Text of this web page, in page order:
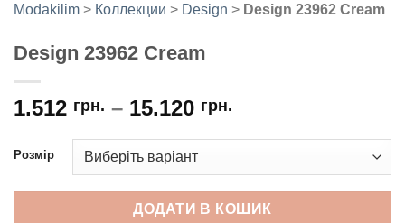
Modakilim > Коллекции > Design > Design 23962 Cream
Design 23962 Cream
1.512 грн. – 15.120 грн.
Розмір
ДОДАТИ В КОШИК